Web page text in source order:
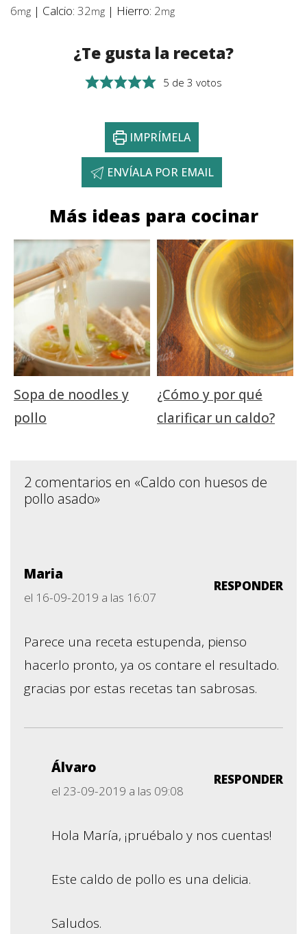
6mg | Calcio: 32mg | Hierro: 2mg
¿Te gusta la receta?
5 de3 votos
IMPRÍMELA
ENVÍALA POR EMAIL
Más ideas para cocinar
Sopa de noodles y
pollo
¿Cómo y por qué
clarificar un caldo?
2 comentarios en «Caldo con huesos de
pollo asado»
Maria
el 16-09-2019 a las 16:07
RESPONDER
Parece una receta estupenda, pienso
hacerlo pronto, ya os contare el resultado.
gracias por estas recetas tan sabrosas.
Álvaro
el 23-09-2019 a las 09:08
RESPONDER
Hola María, ¡pruébalo y nos cuentas!
Este caldo de pollo es una delicia.
Saludos.